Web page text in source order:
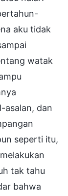
aku tidak
watak
asalan, dan
seperti itu,
tak tahu
bahwa